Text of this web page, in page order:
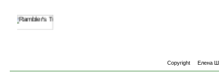
Copyright Елена